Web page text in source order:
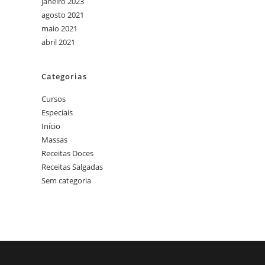
agosto 2021
maio 2021
abril 2021
Categorias
Cursos
Especiais
Início
Massas
Receitas Doces
Receitas Salgadas
Sem categoria